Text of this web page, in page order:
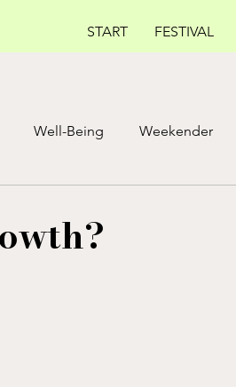
START FESTIVAL
Well-Being Weekender